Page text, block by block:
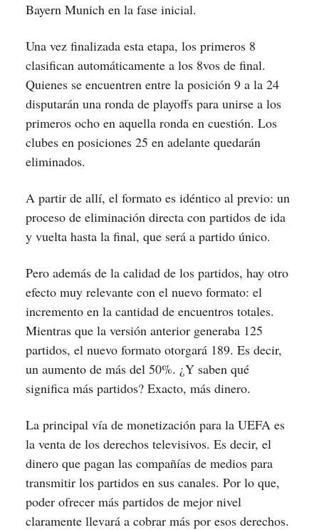
Bayern Munich en la fase inicial.
Una vez finalizada esta etapa, los primeros 8
clasifican automáticamente a los 8vos de final.
Quienes se encuentren entre la posición 9 a la 24
disputarán una ronda de playoffs para unirse a los
primeros ocho en aquella ronda en cuestión. Los
clubes en posiciones 25 en adelante quedarán
eliminados.
A partir de allí, el formato es idéntico al previo: un
proceso de eliminación directa con partidos de ida
y vuelta hasta la final, que será a partido único.
Pero además de la calidad de los partidos, hay otro
efecto muy relevante con el nuevo formato: el
incremento en la cantidad de encuentros totales.
Mientras que la versión anterior generaba 125
partidos, el nuevo formato otorgará 189. Es decir,
un aumento de más del 50%. ¿Y saben qué
significa más partidos? Exacto, más dinero.
La principal vía de monetización para la UEFA es
la venta de los derechos televisivos. Es decir, el
dinero que pagan las compañías de medios para
transmitir los partidos en sus canales. Por lo que,
poder ofrecer más partidos de mejor nivel
claramente llevará a cobrar más por esos derechos.